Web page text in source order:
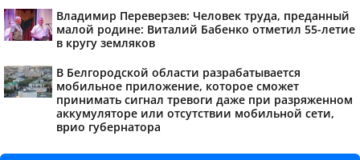
Владимир Переверзев: Человек труда, преданный
малой родине: Виталий Бабенко отметил 55-летие
в кругу земляков
В Белгородской области разрабатывается
мобильное приложение, которое сможет
принимать сигнал тревоги даже при разряженном
аккумуляторе или отсутствии мобильной сети,
врио губернатора